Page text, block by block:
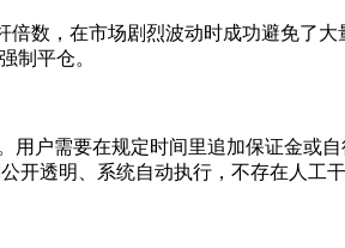
倍数，在市场剧烈波动时成功避免了大
制平仓。
用户需要在规定时间里追加保证金或
开透明、系统自动执行，不存在人工干